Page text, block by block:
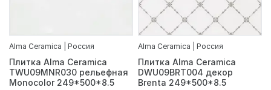
Alma Ceramica | Россия
Плитка Alma Ceramica
TWU09MNR030 рельефная
Monocolor 249*500*8.5
Alma Ceramica | Россия
Плитка Alma Ceramica
DWU09BRT004 декор
Brenta 249*500*8.5